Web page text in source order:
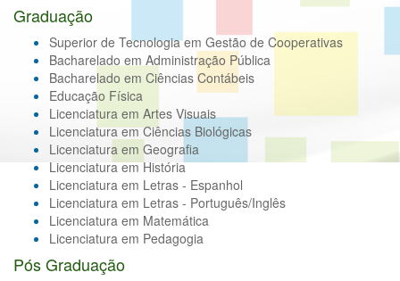
Graduação
Superior de Tecnologia em Gestão de Cooperativas
Bacharelado em Administração Pública
Bacharelado em Ciências Contábeis
Educação Física
Licenciatura em Artes Visuais
Licenciatura em Ciências Biológicas
Licenciatura em Geografia
Licenciatura em História
Licenciatura em Letras - Espanhol
Licenciatura em Letras - Português/Inglês
Licenciatura em Matemática
Licenciatura em Pedagogia
Pós Graduação